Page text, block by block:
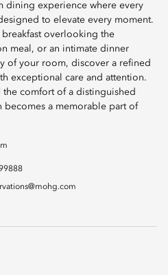
dining experience where every
to elevate every moment.
overlooking the
meal, or an intimate dinner
of your room, discover a refined
exceptional care and attention.
the comfort of a distinguished
becomes a memorable part of